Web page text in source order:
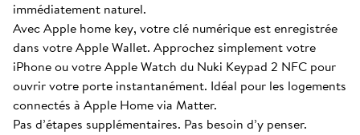
immédiatement naturel.
Avec Apple home key, votre clé numérique est enregistrée
dans votre Apple Wallet. Approchez simplement votre
iPhone ou votre Apple Watch du Nuki Keypad 2 NFC pour
ouvrir votre porte instantanément. Idéal pour les logements
connectés à Apple Home via Matter.
Pas d’étapes supplémentaires. Pas besoin d’y penser.